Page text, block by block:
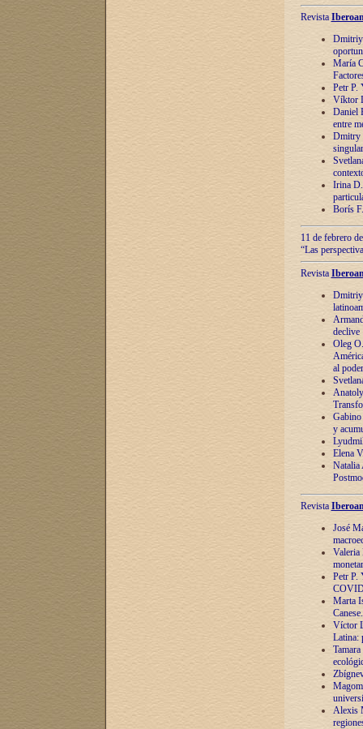
Revista
Dmitriy
María
Petr P.
Víktor
Daniel
entre
Dmitry
Irina
Borís
11 de febrero
“Las
Revista
Dmitriy
declive
Oleg
al poder
y
Elena
Natalia
Revista
José
Valeria
Petr P.
Marta
Víctor
Latina:
Alexis